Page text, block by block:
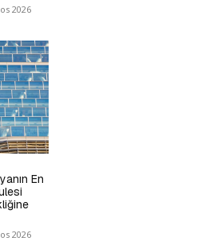
2026
En
2026